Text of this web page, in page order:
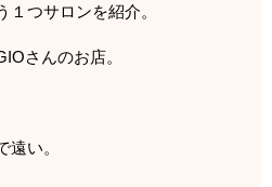
１つサロンを紹介。
さんのお店。
遠い。